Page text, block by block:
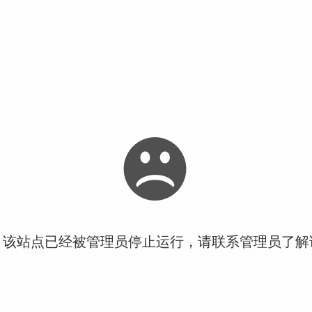
站点已经被管理员停止运行，请联系管理员了